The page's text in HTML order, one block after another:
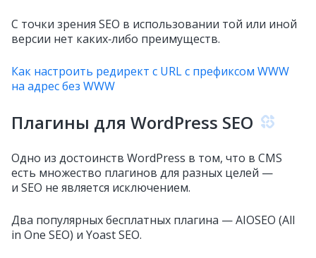
С точки зрения SEO в использовании той или иной
версии нет каких‑либо преимуществ.
Как настроить редирект с URL с префиксом WWW
на адрес без WWW
Плагины для WordPress SEO
Одно из достоинств WordPress в том, что в CMS
есть множество плагинов для разных целей —
и SEO не является исключением.
Два популярных бесплатных плагина — AIOSEO (All
in One SEO) и Yoast SEO.